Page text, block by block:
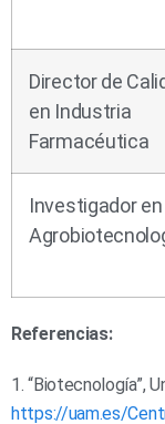
Director de
en Industria
Farmacéutica
Investigador en
Referencias:
1. “Biotecnología”,
https://uam.es/